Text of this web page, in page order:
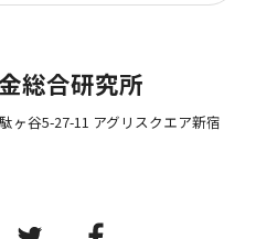
総合研究所
ヶ谷5-27-11 アグリスクエア新宿